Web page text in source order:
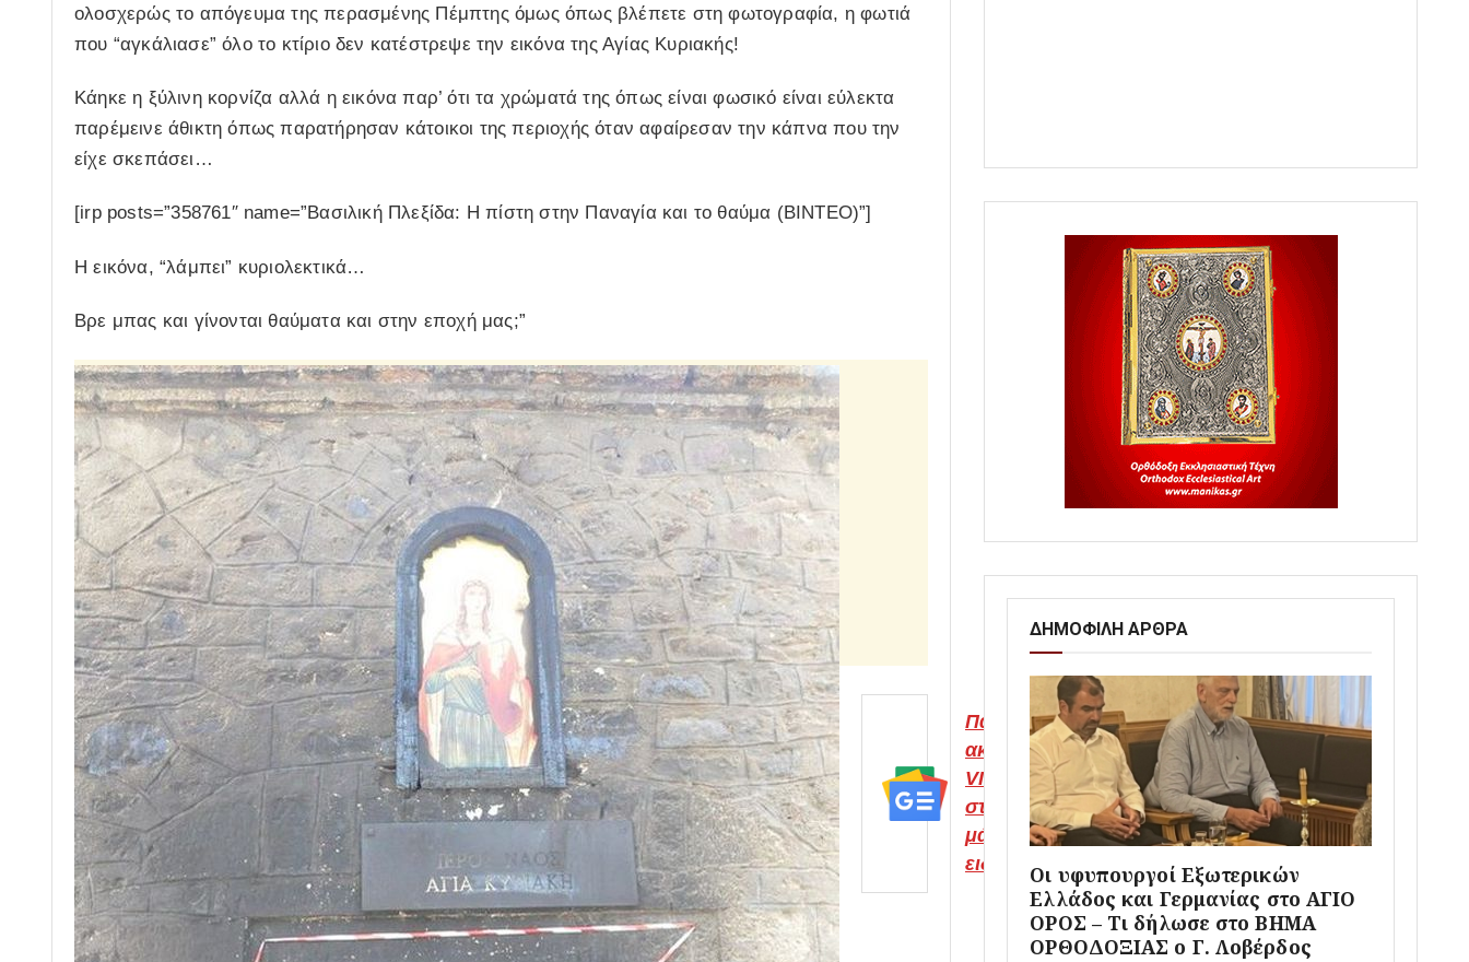
ολοσχερώς το απόγευμα της περασμένης Πέμπτης όμως όπως βλέπετε στη φωτογραφία, η φωτιά
που “αγκάλιασε” όλο το κτίριο δεν κατέστρεψε την εικόνα της Αγίας Κυριακής!
Κάηκε η ξύλινη κορνίζα αλλά η εικόνα παρ’ ότι τα χρώματά της όπως είναι φωσικό είναι εύλεκτα
παρέμεινε άθικτη όπως παρατήρησαν κάτοικοι της περιοχής όταν αφαίρεσαν την κάπνα που την
είχε σκεπάσει…
[irp posts=”358761″ name=”Βασιλική Πλεξίδα: Η πίστη στην Παναγία και το θαύμα (ΒΙΝΤΕΟ)”]
Η εικόνα, “λάμπει” κυριολεκτικά…
Βρε μπας και γίνονται θαύματα και στην εποχή μας;”
Πάτα εδώ και
ακολούθησε το
VIMAORTHODOXIAS.gr
στο Google News και
μάθε πρώτος όλες τις
ειδήσεις
ΔΗΜΟΦΙΛΗ ΑΡΘΡΑ
Οι υφυπουργοί Εξωτερικών
Ελλάδος και Γερμανίας στο ΑΓΙΟ
ΟΡΟΣ – Τι δήλωσε στο ΒΗΜΑ
ΟΡΘΟΔΟΞΙΑΣ ο Γ. Λοβέρδος